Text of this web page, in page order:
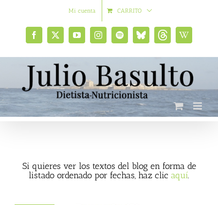
Mi cuenta CARRITO
Facebook
X YouTubeInstagramSpotifyBluesky
social
ThreadsWikipedia
Si quieres ver los textos del blog en forma de
listado ordenado por fechas, haz clic aquí.